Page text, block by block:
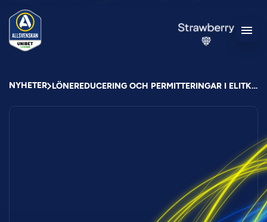
NYHETER LÖNEREDUCERING OCH PERMITTERINGAR I ELITKLUBBAR